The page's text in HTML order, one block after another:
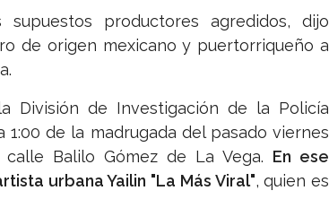
productores agredidos, dijo
de origen mexicano y puertorriqueño a
División de Investigación de la Policía
de la madrugada del pasado viernes
Balilo Gómez de La Vega. En ese
urbana Yailin "La Más Viral", quien es